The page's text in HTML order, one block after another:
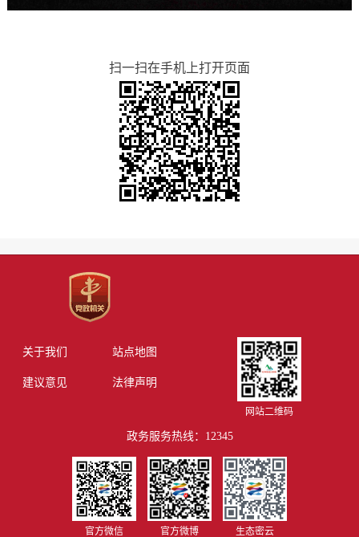
扫一扫在手机上打开页面
关于我们 站点地图
建议意见 法律声明
网站二维码
政务服务热线：12345
官方微信 官方微博 生态密云